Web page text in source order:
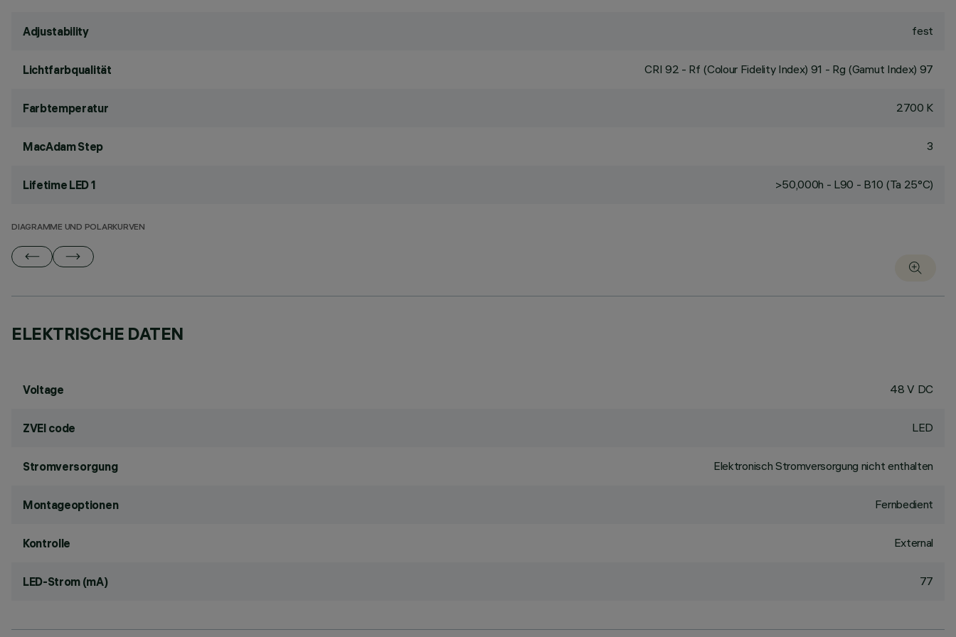
Adjustability fest
Lichtfarbqualität CRI 92 - Rf (Colour Fidelity Index) 91 - Rg (Gamut Index) 97
Farbtemperatur 2700 K
MacAdam Step 3
Lifetime LED 1 >50,000h - L90 - B10 (Ta 25°C)
DIAGRAMME UND POLARKURVEN
ELEKTRISCHE DATEN
Voltage 48 V DC
ZVEI code LED
Stromversorgung Elektronisch Stromversorgung nicht enthalten
Montageoptionen Fernbedient
Kontrolle External
LED-Strom (mA) 77